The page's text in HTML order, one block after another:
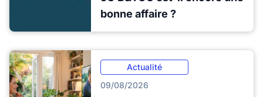
bonne affaire ?
Actualité
09/08/2026